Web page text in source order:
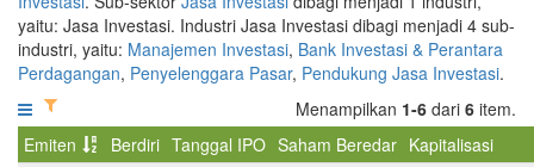
yaitu: Jasa Investasi. Industri Jasa Investasi dibagi menjadi 4 sub-
industri, yaitu: Manajemen Investasi, Bank Investasi & Perantara
Perdagangan, Penyelenggara Pasar, Pendukung Jasa Investasi.
Menampilkan 1-6 dari 6 item.
Emiten
Berdiri Tanggal IPO Saham Beredar Kapitalisasi